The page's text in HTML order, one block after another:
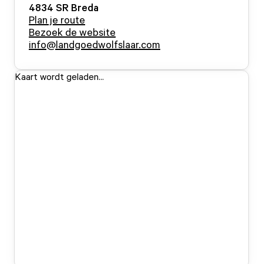
4834 SR Breda
Plan je route
Bezoek de website
info@landgoedwolfslaar.com
Kaart wordt geladen...